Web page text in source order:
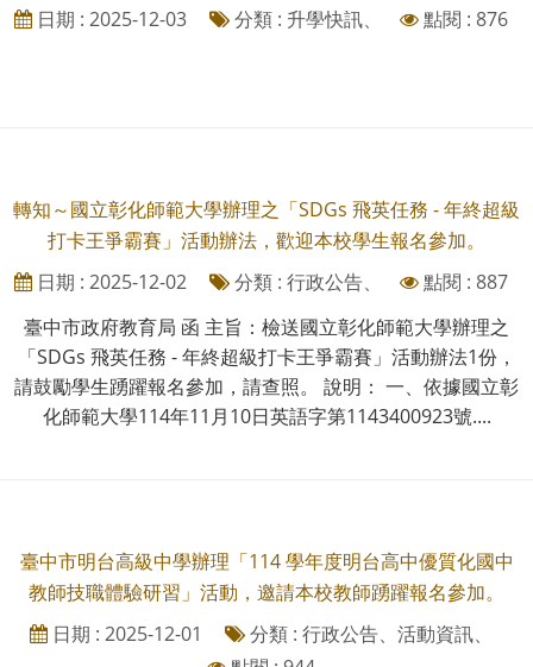
日期 : 2025-12-03
分類 : 升學快訊、 點閱 : 876
轉知～國立彰化師範大學辦理之「SDGs 飛英任務 - 年終超級
打卡王爭霸賽」活動辦法，歡迎本校學生報名參加。
日期 : 2025-12-02
分類 : 行政公告、
點閱 : 887
臺中市政府教育局 函 主旨：檢送國立彰化師範大學辦理之
「SDGs 飛英任務 - 年終超級打卡王爭霸賽」活動辦法1份，
請鼓勵學生踴躍報名參加，請查照。 說明： 一、依據國立彰
化師範大學114年11月10日英語字第1143400923號....
臺中市明台高級中學辦理「114 學年度明台高中優質化國中
教師技職體驗研習」活動，邀請本校教師踴躍報名參加。
日期 : 2025-12-01
分類 : 行政公告、活動資訊、